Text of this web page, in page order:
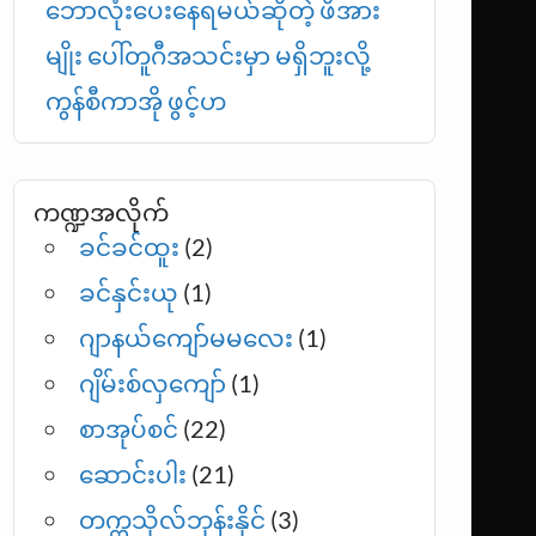
ဘောလုံးပေးနေရမယ်ဆိုတဲ့ ဖိအား
မျိုး ပေါ်တူဂီအသင်းမှာ မရှိဘူးလို့
ကွန်စီကာအို ဖွင့်ဟ
ကဏ္ဍအလိုက်
ခင်ခင်ထူး (2)
ခင်နှင်းယု (1)
ဂျာနယ်ကျော်မမလေး (1)
ဂျိမ်းစ်လှကျော် (1)
စာအုပ်စင် (22)
ဆောင်းပါး (21)
တက္ကသိုလ်ဘုန်းနိုင် (3)